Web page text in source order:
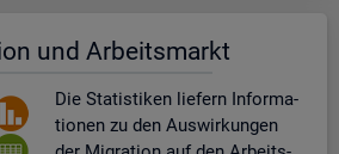
und Ar­beits­markt
Die Sta­tis­ti­ken lie­fern In­for­ma­
tio­nen zu den Aus­wir­kun­gen